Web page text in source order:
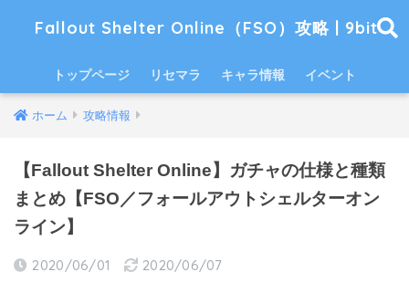
Fallout Shelter Online（FSO）攻略 | 9bit
トップページ リセマラ キャラ情報 イベント
ホーム 攻略情報
【Fallout Shelter Online】ガチャの仕様と種類
まとめ【FSO／フォールアウトシェルターオン
ライン】
2020/06/01 2020/06/07